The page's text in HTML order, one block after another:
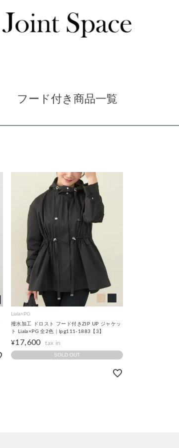
フード付き商品一覧
Liala×PG
撥水加工 ドロスト フード付きZIP UP ジャケッ
ト Liala×PG 全2色｜lpg111-1883【3】
¥17,600
SOLD OUT